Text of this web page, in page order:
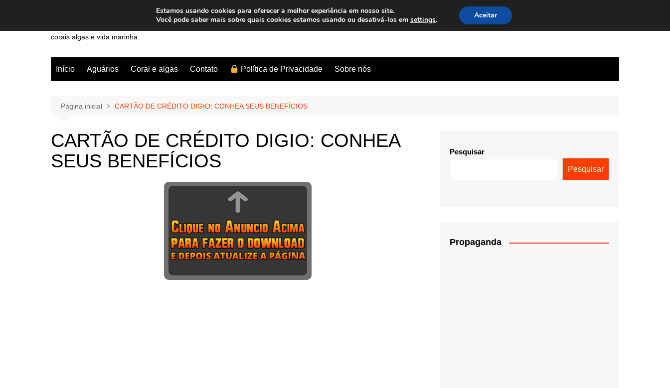
o
corais algas e vida marinha
Início Aguários Coral e algas Contato Política de Privacidade Sobre nós
Página inicial CARTÃO DE CRÉDITO DIGIO: CONHEA SEUS BENEFÍCIOS
CARTÃO DE CRÉDITO DIGIO: CONHEA
SEUS BENEFÍCIOS
Pesquisar
Pesquisar
Propaganda
Estamos usando cookies para oferecer a melhor experiência em nosso site.
Você pode saber mais sobre quais cookies estamos usando ou desativá-los em settings. Aceitar